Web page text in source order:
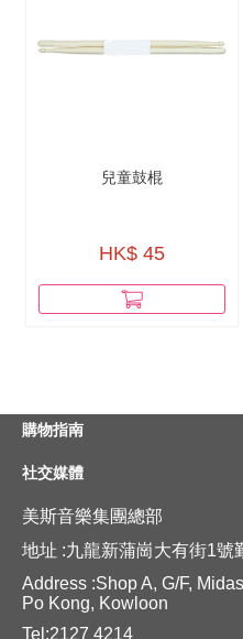
兒童鼓棍
HK$ 45
購物指南
社交媒體
美斯音樂集團總部
地址 :九龍新蒲崗大有街1號
Address :Shop A, G/F,
Po Kong, Kowloon
Tel:2127 4214